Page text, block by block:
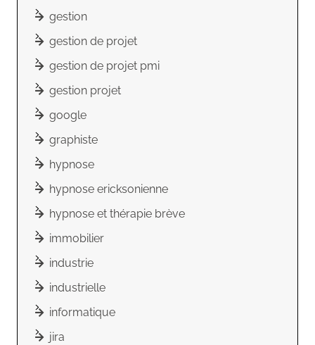
gestion
gestion de projet
gestion de projet pmi
gestion projet
google
graphiste
hypnose
hypnose ericksonienne
hypnose et thérapie brève
immobilier
industrie
industrielle
informatique
jira